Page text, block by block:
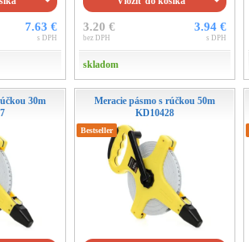
7.63 €
s DPH
3.20 €
bez DPH
3.94 €
s DPH
skladom
30m
Meracie pásmo s rúčkou 50m
KD10428
Bestseller